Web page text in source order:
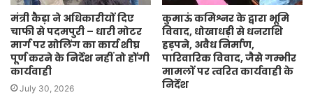
मंत्री कैड़ा ने अधिकारीयों दिए
चाफी से पदमपुरी – धारी मोटर
मार्ग पर सोलिंग का कार्य शीघ्र
पूर्ण करने के निर्देश नहीं तो होंगी
कार्यवाही
July 30, 2026
कुमाऊं कमिश्नर के द्वारा भूमि
विवाद, धोखाधड़ी से धनराशि
हड़पने, अवैध निर्माण,
पारिवारिक विवाद, जैसे गम्भीर
मामलों पर त्वरित कार्यवाही के
निर्देश